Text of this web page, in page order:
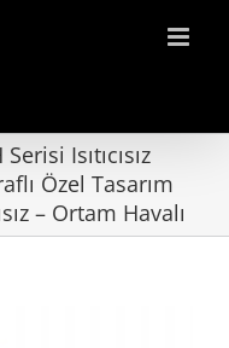
Isıtıcısız
Özel Tasarım
– Ortam Havalı